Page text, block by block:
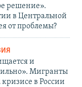
решение».
в Центральной
от проблемы?
и
Мигранты
в России